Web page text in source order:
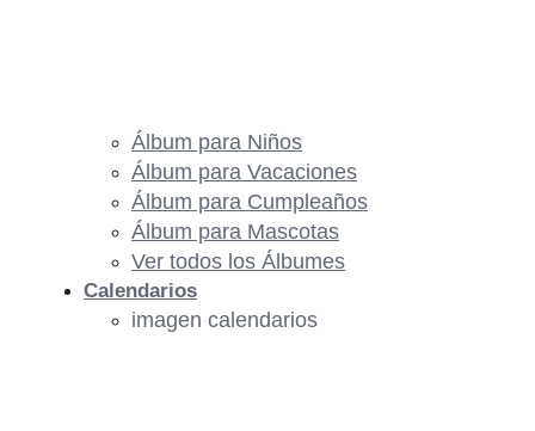
Álbum para Niños
Álbum para Vacaciones
Álbum para Cumpleaños
Álbum para Mascotas
Ver todos los Álbumes
Calendarios
imagen calendarios